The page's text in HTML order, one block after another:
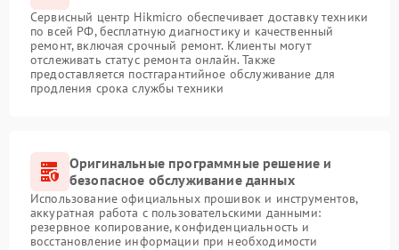
Сервисный центр Hikmicro обеспечивает доставку техники
по всей РФ, бесплатную диагностику и качественный
ремонт, включая срочный ремонт. Клиенты могут
отслеживать статус ремонта онлайн. Также
предоставляется постгарантийное обслуживание для
продления срока службы техники
Оригинальные программные решение и
безопасное обслуживание данных
Использование официальных прошивок и инструментов,
аккуратная работа с пользовательскими данными:
резервное копирование, конфиденциальность и
восстановление информации при необходимости